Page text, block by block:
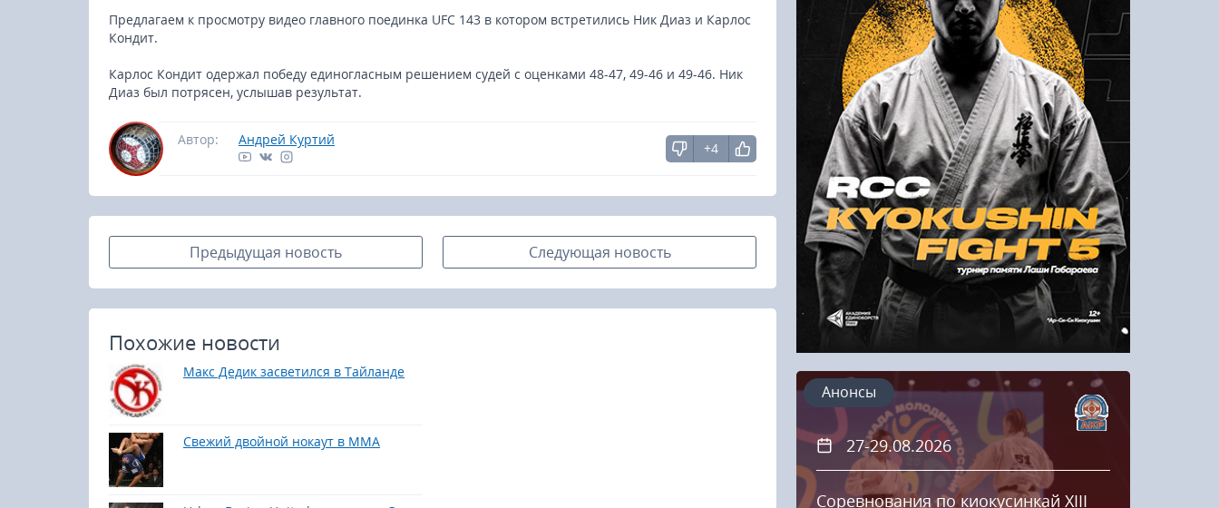
Предлагаем к просмотру видео главного поединка UFC 143 в котором встретились Ник Диаз и Карлос
Кондит.
Карлос Кондит одержал победу единогласным решением судей с оценками 48-47, 49-46 и 49-46. Ник
Диаз был потрясен, услышав результат.
Автор: Андрей Куртий
+4
Предыдущая новость Следующая новость
Похожие новости
Макс Дедик засветился в Тайланде
Свежий двойной нокаут в ММА
Пароль
Войти
Напомнить пароль
Регистрация
23-25.10.2026
Spanish Autumn Camp 2026
27-29.08.2026
Соревнования по киокусинкай XIII
Анонсы